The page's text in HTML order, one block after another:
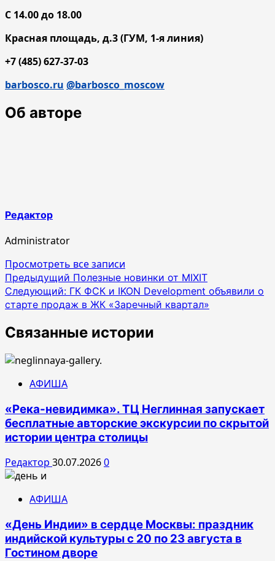
С 14.00 до 18.00
Красная площадь, д.3 (ГУМ, 1-я линия)
+7 (485) 627-37-03
barbosco.ru @barbosco_moscow
Об авторе
Редактор
Administrator
Просмотреть все записи
Навигация
по
записям
Предыдущий Полезные новинки от MIXIT
Следующий: ГК ФСК и IKON Development объявили о
старте продаж в ЖК «Заречный квартал»
Связанные истории
АФИША
«Река-невидимка». ТЦ Неглинная запускает
бесплатные авторские экскурсии по скрытой
истории центра столицы
Редактор 30.07.20260
АФИША
«День Индии» в сердце Москвы: праздник
индийской культуры с 20 по 23 августа в
Гостином дворе